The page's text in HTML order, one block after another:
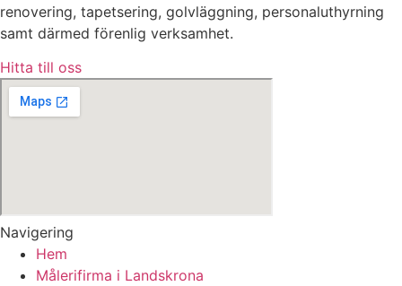
renovering, tapetsering, golvläggning, personaluthyrning
samt därmed förenlig verksamhet.
Hitta till oss
Navigering
Hem
Målerifirma i Landskrona